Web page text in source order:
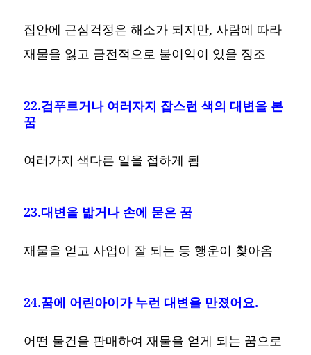
집안에 근심걱정은 해소가 되지만, 사람에 따라
재물을 잃고 금전적으로 불이익이 있을 징조
22.검푸르거나 여러자지 잡스런 색의 대변을 본
꿈
여러가지 색다른 일을 접하게 됨
23.대변을 밟거나 손에 묻은 꿈
재물을 얻고 사업이 잘 되는 등 행운이 찾아옴
24.꿈에 어린아이가 누런 대변을 만졌어요.
어떤 물건을 판매하여 재물을 얻게 되는 꿈으로